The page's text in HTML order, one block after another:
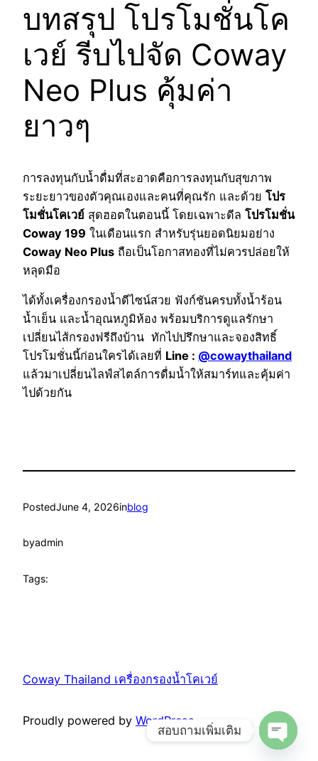
บทสรุป โปรโมชั่นโค
เวย์ รีบไปจัด Coway
Neo Plus คุ้มค่า
ยาวๆ
การลงทุนกับน้ำดื่มที่สะอาดคือการลงทุนกับสุขภาพ
ระยะยาวของตัวคุณเองและคนที่คุณรัก และด้วย โปร
โมชั่นโคเวย์ สุดฮอตในตอนนี้ โดยเฉพาะดีล โปรโมชั่น
Coway 199 ในเดือนแรก สำหรับรุ่นยอดนิยมอย่าง
Coway Neo Plus ถือเป็นโอกาสทองที่ไม่ควรปล่อยให้
หลุดมือ
ได้ทั้งเครื่องกรองน้ำดีไซน์สวย ฟังก์ชันครบทั้งน้ำร้อน
น้ำเย็น และน้ำอุณหภูมิห้อง พร้อมบริการดูแลรักษา
เปลี่ยนไส้กรองฟรีถึงบ้าน ทักไปปรึกษาและจองสิทธิ์
โปรโมชั่นนี้ก่อนใครได้เลยที่ Line : @cowaythailand
แล้วมาเปลี่ยนไลฟ์สไตล์การดื่มน้ำให้สมาร์ทและคุ้มค่า
ไปด้วยกัน
PostedJune 4, 2026inblog
byadmin
Tags:
Coway Thailand เครื่องกรองน้ำโคเวย์
Proudly powered by WordPress
สอบถามเพิ่มเติม